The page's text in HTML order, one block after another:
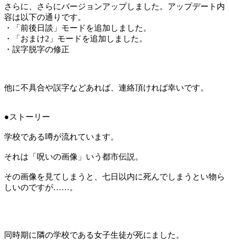
さらに、さらにバージョンアップしました。アップデート内
容は以下の通りです。
・「前後日談」モードを追加しました。
・「おまけ2」モードを追加しました。
・誤字脱字の修正
他に不具合や誤字などあれば、連絡頂ければ幸いです。
●ストーリー
学校である噂が流れています。
それは「呪いの画像」いう都市伝説。
その画像を見てしまうと、七日以内に死んでしまうとい物ら
しいのですが……。
同時期に隣の学校である女子生徒が死にました。